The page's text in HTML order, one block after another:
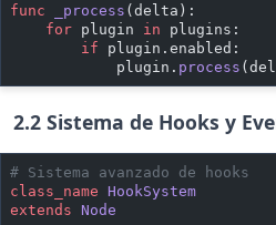
func _process (delta):
    for
plugin in plugins:
        if
plugin.enabled:
            plugin.
process
2.2 Sistema de Hooks y
# Sistema avanzado de hooks
class_name HookSystem
extends Node